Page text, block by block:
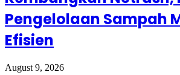
Pengelolaan Sampah
Efisien
August 9, 2026